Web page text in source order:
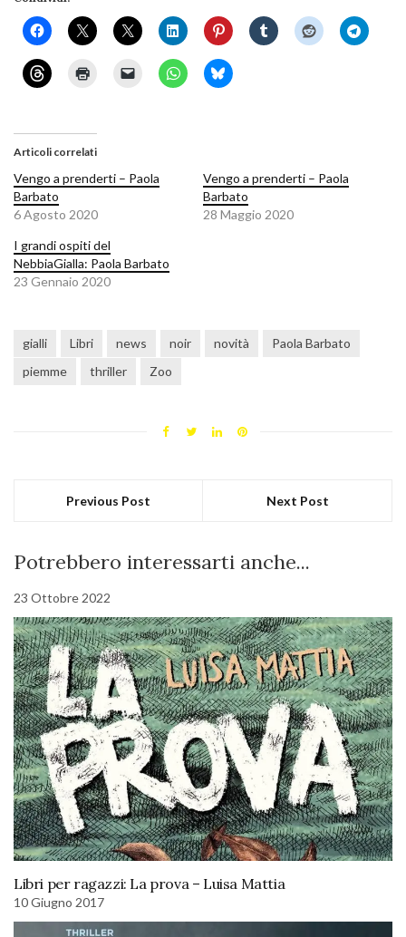
Articoli correlati
Vengo a prenderti – Paola
Barbato
6 Agosto 2020
Vengo a prenderti – Paola
Barbato
28 Maggio 2020
I grandi ospiti del
NebbiaGialla: Paola Barbato
23 Gennaio 2020
gialli Libri news noir novità
Paola Barbato
piemme
thriller Zoo
Previous Post Next Post
Potrebbero interessarti anche...
23 Ottobre 2022
Libri per ragazzi: La prova – Luisa Mattia
10 Giugno 2017